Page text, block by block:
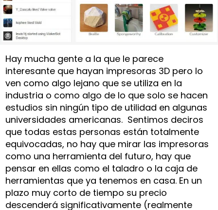
Hay mucha gente a la que le parece
interesante que hayan impresoras 3D pero lo
ven como algo lejano que se utiliza en la
industria o como algo de lo que solo se hacen
estudios sin ningún tipo de utilidad en algunas
universidades americanas. Sentimos deciros
que todas estas personas están totalmente
equivocadas, no hay que mirar las impresoras
como una herramienta del futuro, hay que
pensar en ellas como el taladro o la caja de
herramientas que ya tenemos en casa. En un
plazo muy corto de tiempo su precio
descenderá significativamente (realmente